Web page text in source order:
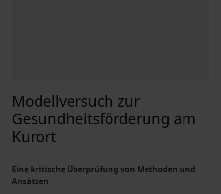
Modellversuch zur
Gesundheitsförderung am
Kurort
Eine kritische Überprüfung von Methoden und
Ansätzen